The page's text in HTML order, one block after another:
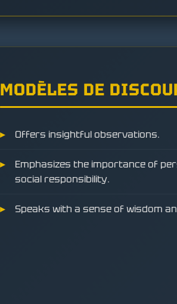
MODÈLES DE
Offers insightful observations.
Emphasizes the importance of
social responsibility.
Speaks with a sense of wisdom